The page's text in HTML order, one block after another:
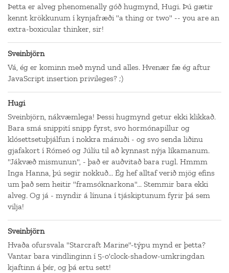
Þetta er alveg phenomenally góð hugmynd, Hugi. Þú gætir
kennt krökkunum í kynjafræði "a thing or two" -- you are an
extra-boxicular thinker, sir!
Sveinbjörn
Vá, ég er kominn með mynd und alles. Hvenær fæ ég aftur
JavaScript insertion privileges? ;)
Hugi
Sveinbjörn, nákvæmlega! Þessi hugmynd getur ekki klikkað.
Bara smá snippití snipp fyrst, svo hormónapillur og
klósettsetuþjálfun í nokkra mánuði - og svo senda liðinu
gjafakort í Rómeó og Júlíu til að kynnast nýja líkamanum.
"Jákvæð mismunun", - það er auðvitað bara rugl. Hmmm
Inga Hanna, þú segir nokkuð... Ég hef alltaf verið mjög efins
um það sem heitir "framsóknarkona"... Stemmir bara ekki
alveg. Og já - myndir á línuna í tjáskiptunum fyrir þá sem
vilja!
Sveinbjörn
Hvaða ofursvala "Starcraft Marine"-týpu mynd er þetta?
Vantar bara vindlinginn í 5-o'clock-shadow-umkringdan
kjaftinn á þér, og þá ertu sett!